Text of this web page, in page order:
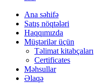
Ana səhifə
Satış nöqtələri
Haqqımızda
Müştərilər üçün
Təlimat kitabçaları
Certificates
Məhsullar
Əlaqə